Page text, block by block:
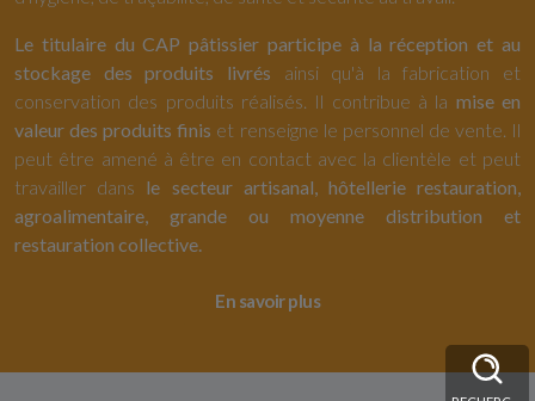
Le titulaire du CAP pâtissier participe à la réception et au
stockage des produits livrés ainsi qu'à la fabrication et
conservation des produits réalisés. Il contribue à la mise en
valeur des produits finis et renseigne le personnel de vente. Il
peut être amené à être en contact avec la clientèle et peut
travailler dans le secteur artisanal, hôtellerie restauration,
agroalimentaire, grande ou moyenne distribution et
restauration collective.
En savoir plus